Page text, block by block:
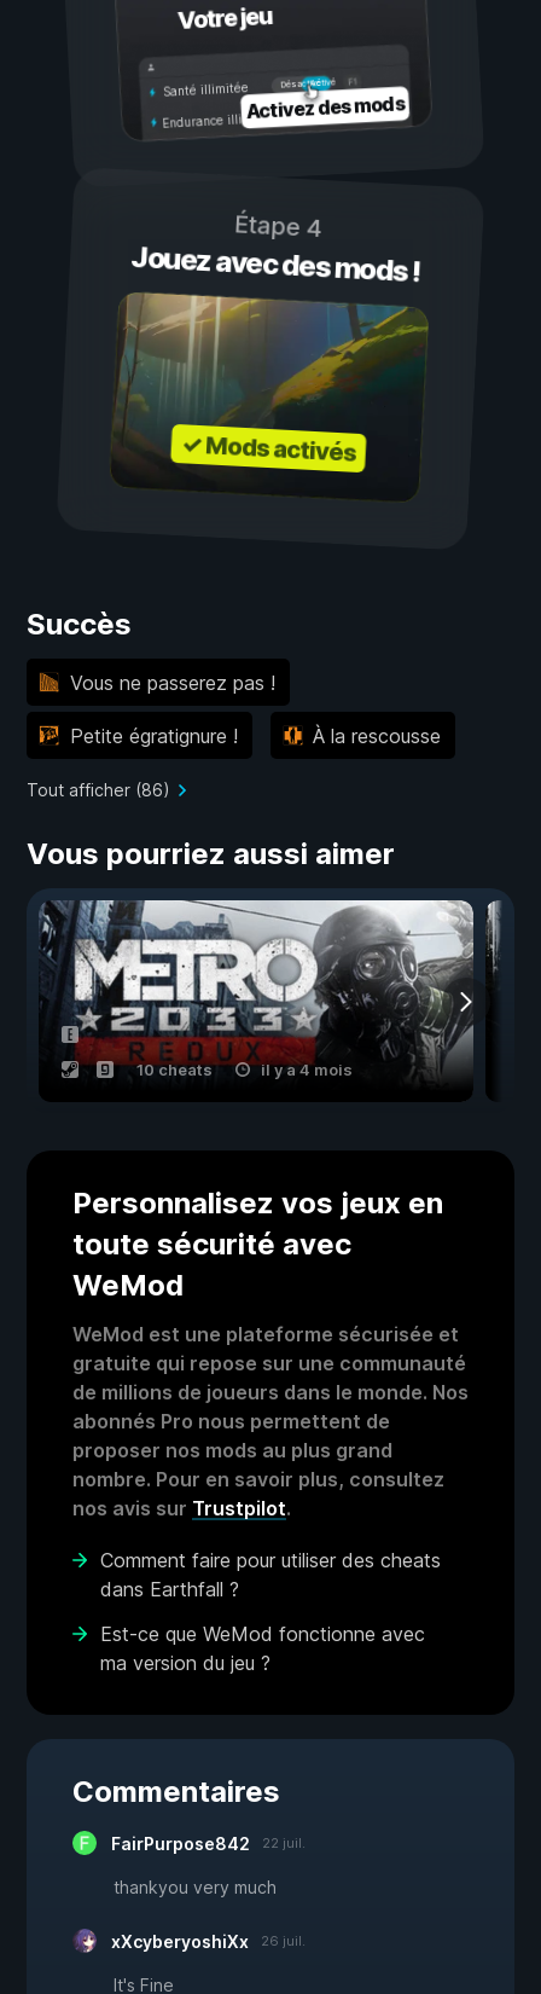
Votre jeu
Activé
Désactivé
Santé illimitée
Endurance illimitéeActivez des mods
Étape 4
Jouez avec des mods !
✓ Mods activés
Succès
Vous ne passerez pas !
Petite égratignure ! À la rescousse
Tout afficher (86)
Vous pourriez aussi aimer
10 cheats il y a 4 mois
Personnalisez vos jeux en
toute sécurité avec
WeMod
WeMod est une plateforme sécurisée et
gratuite qui repose sur une communauté
de millions de joueurs dans le monde. Nos
abonnés Pro nous permettent de
proposer nos mods au plus grand
nombre. Pour en savoir plus, consultez
nos avis sur Trustpilot.
Comment faire pour utiliser des cheats
dans Earthfall ?
Est-ce que WeMod fonctionne avec
ma version du jeu ?
Commentaires
FairPurpose842 22 juil.
thankyou very much
xXcyberyoshiXx 26 juil.
It's Fine